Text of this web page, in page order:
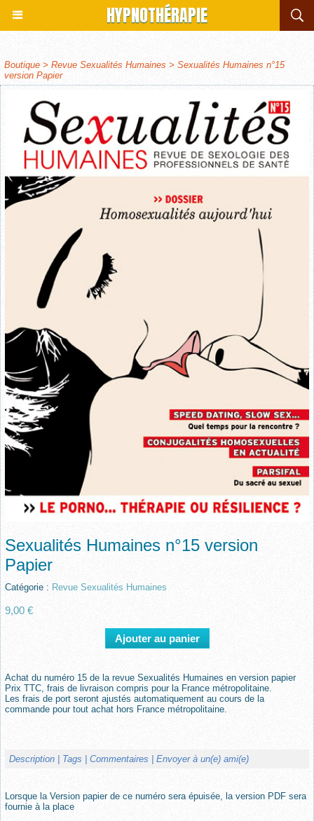
HYPNOTHÉRAPIE
Boutique > Revue Sexualités Humaines > Sexualités Humaines n°15
version Papier
Sexualités Humaines n°15 version
Papier
Catégorie : Revue Sexualités Humaines
9,00 €
Achat du numéro 15 de la revue Sexualités Humaines en version papier
Prix TTC, frais de livraison compris pour la France métropolitaine.
Les frais de port seront ajustés automatiquement au cours de la
commande pour tout achat hors France métropolitaine.
Description | Tags | Commentaires | Envoyer à un(e) ami(e)
Lorsque la Version papier de ce numéro sera épuisée, la version PDF sera
fournie à la place